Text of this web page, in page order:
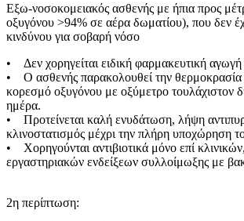
Εξω-νοσοκομειακός ασθενής με ήπια προς
οξυγόνου >94% σε αέρα δωματίου), που δεν
κινδύνου για σοβαρή νόσο
• Δεν χορηγείται ειδική φαρμακευτική αγωγή
• Ο ασθενής παρακολουθεί την θερμοκρασία
κορεσμό οξυγόνου με οξύμετρο τουλάχιστον
ημέρα.
• Προτείνεται καλή ενυδάτωση, λήψη
κλινοστατισμός μέχρι την πλήρη υποχώρηση
• Χορηγούνται αντιβιοτικά μόνο επί
εργαστηριακών ενδείξεων συλλοίμωξης με
2η περίπτωση: